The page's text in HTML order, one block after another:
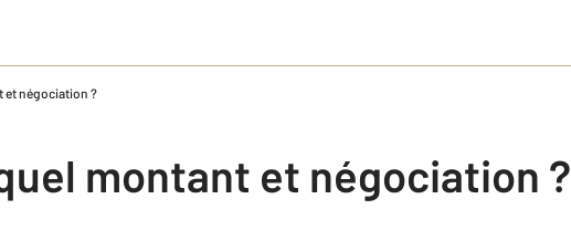
et négociation ?
montant et négociation ?